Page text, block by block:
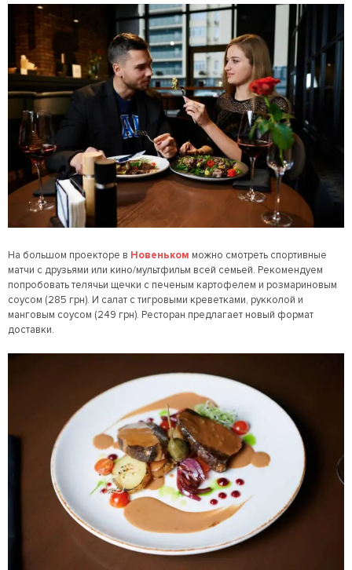
На большом проекторе в Новеньком можно смотреть спортивные
матчи с друзьями или кино/мультфильм всей семьей. Рекомендуем
попробовать телячьи щечки с печеным картофелем и розмариновым
соусом (285 грн). И салат с тигровыми креветками, рукколой и
манговым соусом (249 грн). Ресторан предлагает новый формат
доставки.